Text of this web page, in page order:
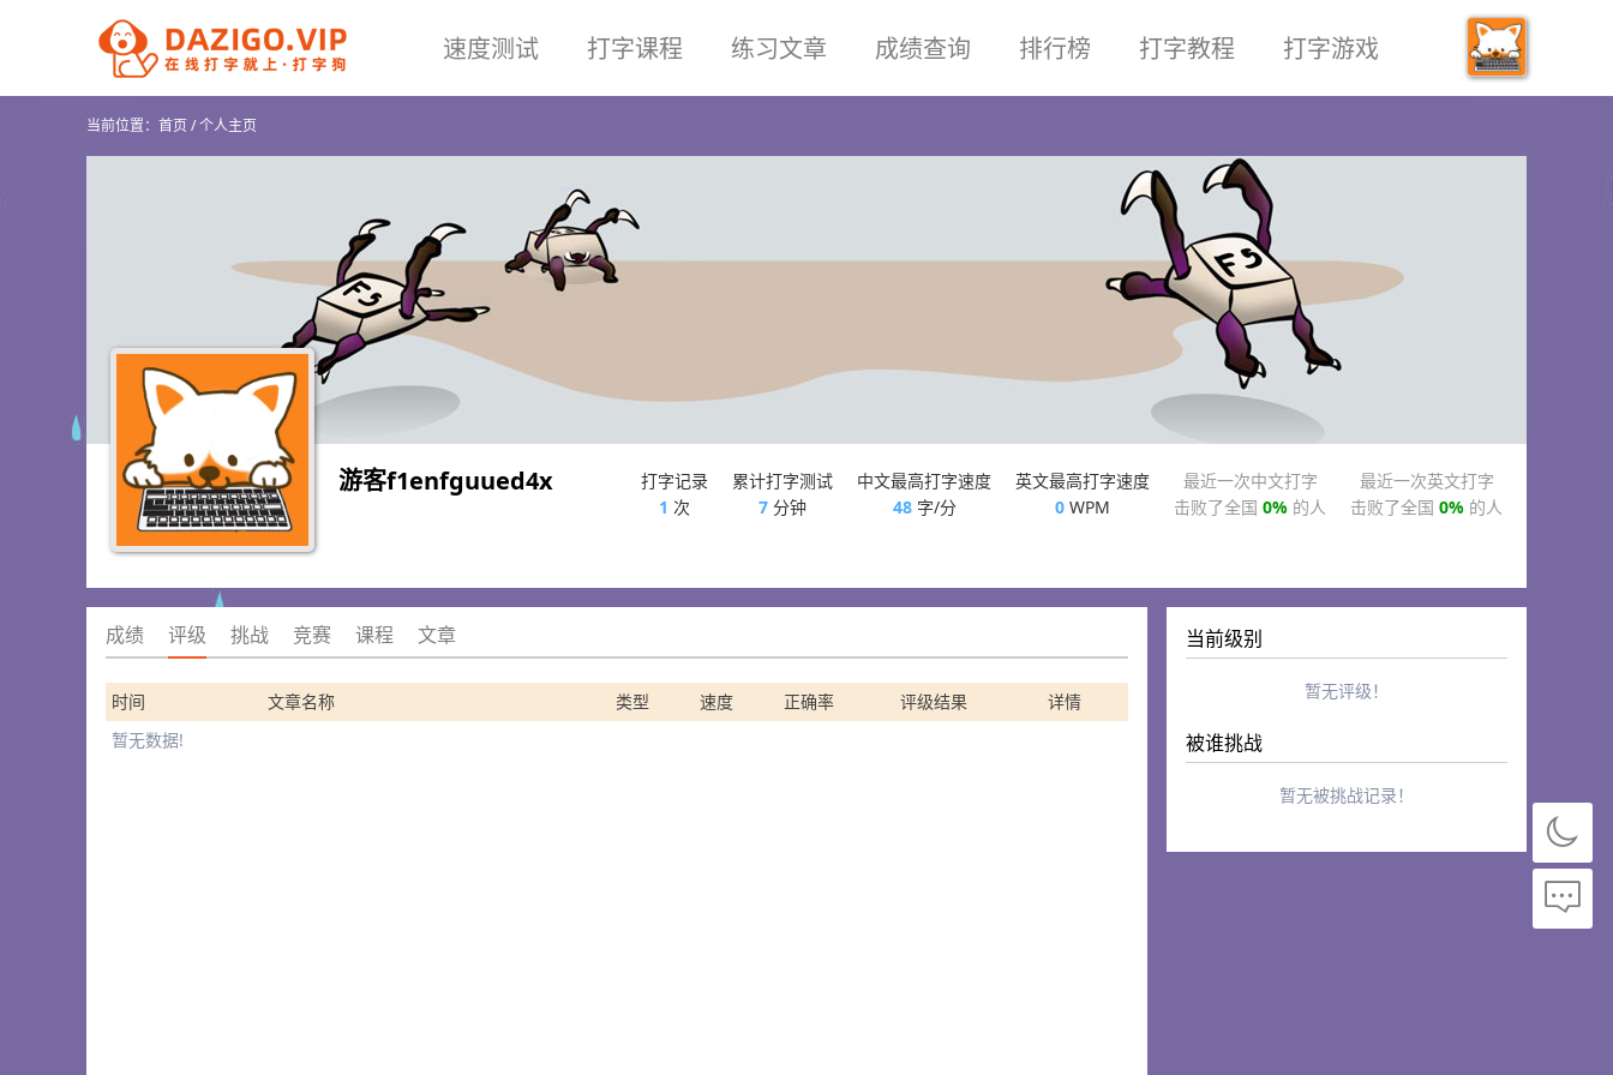
速度测试 打字课程 练习文章 成绩查询 排行榜 打字教程 打字游戏
当前位置： 首页/个人主页
游客f1enfguued4x
打字记录
1 次
累计打字测试
7 分钟
中文最高打字速度
48字/分
英文最高打字速度
0 WPM
最近一次中文打字
击败了全国 0% 的人
最近一次英文打字
击败了全国 0% 的人
成绩 评级 挑战 竞赛 课程 文章
时间 文章名称 类型 速度 正确率 评级结果
详情
暂无数据!
当前级别
暂无评级！
被谁挑战
暂无被挑战记录！